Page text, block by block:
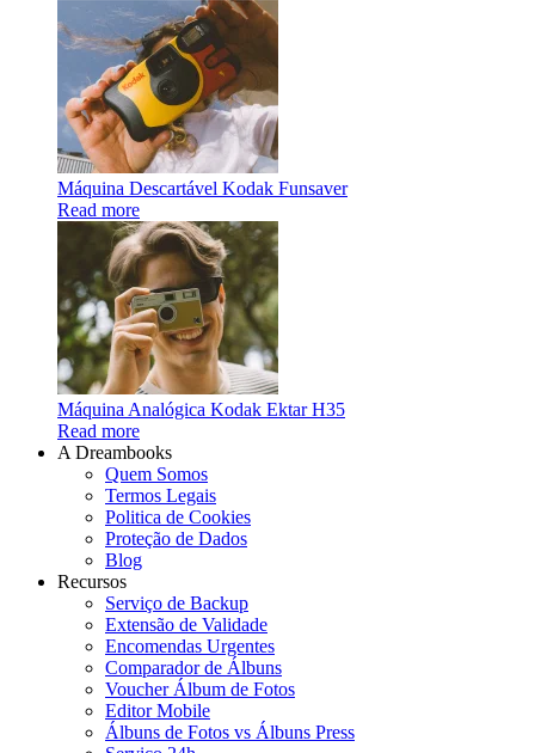
Máquina Descartável Kodak Funsaver
Read more
Máquina Analógica Kodak Ektar H35
Read more
A Dreambooks
Quem Somos
Termos Legais
Politica de Cookies
Proteção de Dados
Blog
Recursos
Serviço de Backup
Extensão de Validade
Encomendas Urgentes
Comparador de Álbuns
Voucher Álbum de Fotos
Editor Mobile
Álbuns de Fotos vs Álbuns Press